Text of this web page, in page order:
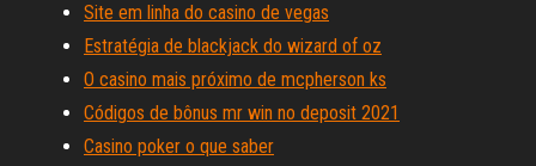
Site em linha do casino de vegas
Estratégia de blackjack do wizard of oz
O casino mais próximo de mcpherson ks
Códigos de bônus mr win no deposit 2021
Casino poker o que saber